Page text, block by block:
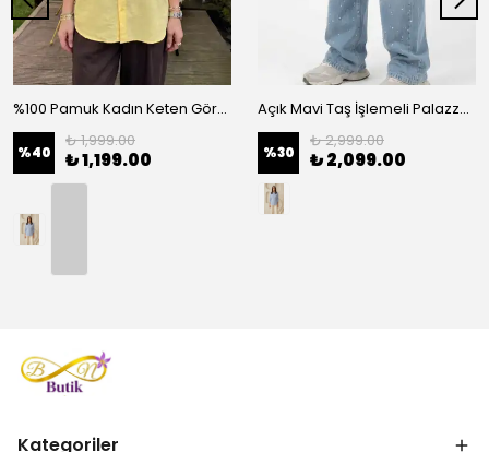
%100 Pamuk Kadın Keten Görünümlü Oversize Gömlek - Rahat Kesim Basic - Sarı
%40
₺ 1,999.00
₺ 1,199.00
Açık Mavi Taş İşlemeli Palazzo Kadın Kot Pantolon - Mavi
%30
₺ 2,999.00
₺ 2,099.00
Kategoriler